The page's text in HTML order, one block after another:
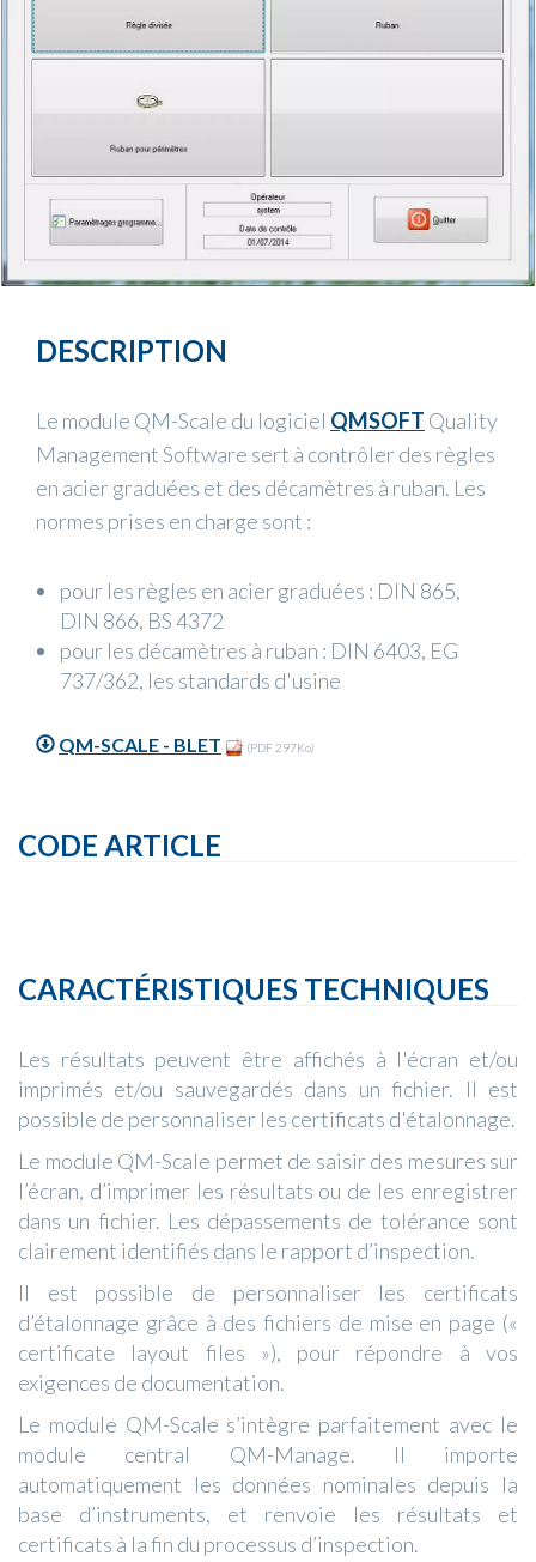
DESCRIPTION
Le module QM-Scale du logiciel QMSOFT Quality
Management Software sert à contrôler des règles
en acier graduées et des décamètres à ruban. Les
normes prises en charge sont :
pour les règles en acier graduées : DIN 865,
DIN 866, BS 4372
pour les décamètres à ruban : DIN 6403, EG
737/362, les standards d'usine
QM-SCALE - BLET (PDF 297Ko)
CODE ARTICLE
CARACTÉRISTIQUES TECHNIQUES
Les résultats peuvent être affichés à l'écran et/ou
imprimés et/ou sauvegardés dans un fichier. Il est
possible de personnaliser les certificats d'étalonnage.
Le module QM-Scale permet de saisir des mesures sur
l’écran, d’imprimer les résultats ou de les enregistrer
dans un fichier. Les dépassements de tolérance sont
clairement identifiés dans le rapport d’inspection.
Il est possible de personnaliser les certificats
d’étalonnage grâce à des fichiers de mise en page («
certificate layout files »), pour répondre à vos
exigences de documentation.
Le module QM-Scale s’intègre parfaitement avec le
module central QM-Manage. Il importe
automatiquement les données nominales depuis la
base d’instruments, et renvoie les résultats et
certificats à la fin du processus d’inspection.